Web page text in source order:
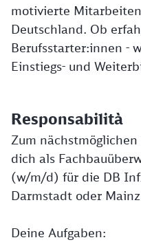
motivierte
Deutschland. Ob
Berufsstarter:innen -
Einstiegs- und
Responsabilità
Zum
dich als
(w/m/d) für die DB
Darmstadt oder
Deine Aufgaben: